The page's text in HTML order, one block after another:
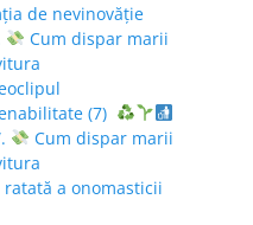
de nevinovăție
Cum dispar marii
(7)
Cum dispar marii
ratată a onomasticii